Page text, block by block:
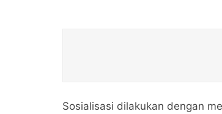
Sosialisasi dilakukan dengan